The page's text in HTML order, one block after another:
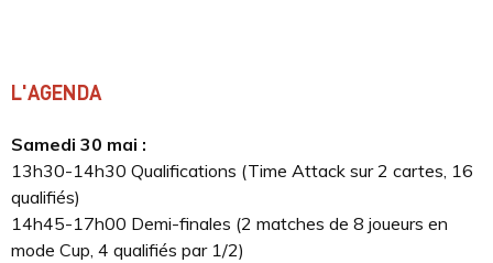
L'AGENDA
Samedi 30 mai :
13h30-14h30 Qualifications (Time Attack sur 2 cartes, 16
qualifiés)
14h45-17h00 Demi-finales (2 matches de 8 joueurs en
mode Cup, 4 qualifiés par 1/2)